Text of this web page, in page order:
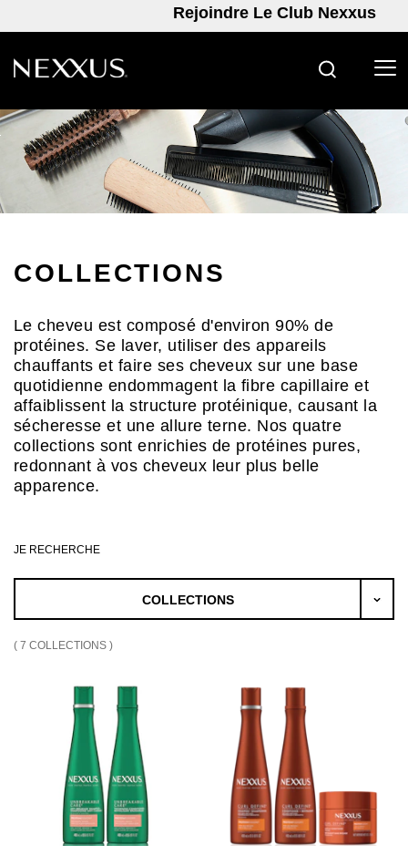
Skip to content
Rejoindre Le Club Nexxus
COLLECTIONS
Le cheveu est composé d'environ 90% de
protéines. Se laver, utiliser des appareils
chauffants et faire ses cheveux sur une base
quotidienne endommagent la fibre capillaire et
affaiblissent la structure protéinique, causant la
sécheresse et une allure terne. Nos quatre
collections sont enrichies de protéines pures,
redonnant à vos cheveux leur plus belle
apparence.
JE RECHERCHE
( 7 COLLECTIONS )